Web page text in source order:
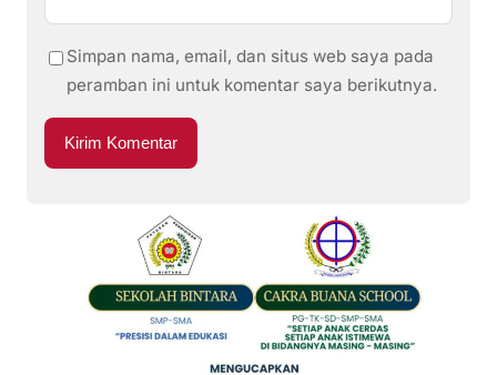
Simpan nama, email, dan situs web saya pada
peramban ini untuk komentar saya berikutnya.